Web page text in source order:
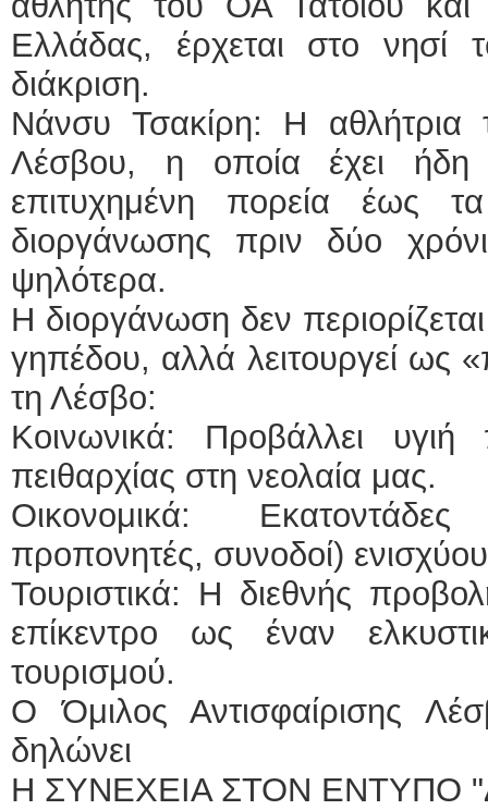
Ελλάδας, έρχεται στο νησί
διάκριση.
Νάνσυ Τσακίρη: Η αθλήτρια
Λέσβου, η οποία έχει ήδη
επιτυχημένη πορεία έως
διοργάνωσης πριν δύο
ψηλότερα.
Η διοργάνωση δεν
γηπέδου, αλλά λειτουργεί ως
τη Λέσβο:
Κοινωνικά: Προβάλλει
πειθαρχίας στη νεολαία μας.
Οικονομικά:
προπονητές, συνοδοί)
Τουριστικά: Η διεθνής
επίκεντρο ως έναν
τουρισμού.
Ο Όμιλος Αντισφαίρισης
δηλώνει
Η ΣΥΝΕΧΕΙΑ ΣΤΟΝ ΕΝΤΥΠΟ